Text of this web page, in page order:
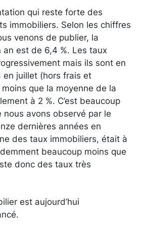
qui reste forte des
immobiliers. Selon les chiffres
venons de publier, la
an est de 6,4 %. Les taux
mais ils sont en
en juillet (hors frais et
moins que la moyenne de la
à 2 %. C’est beaucoup
nous avons observé par le
dernières années en
des taux immobiliers, était à
beaucoup moins que
donc des taux très
est aujourd’hui